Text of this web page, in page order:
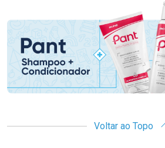
Promoção em Destaque
Voltar ao Topo